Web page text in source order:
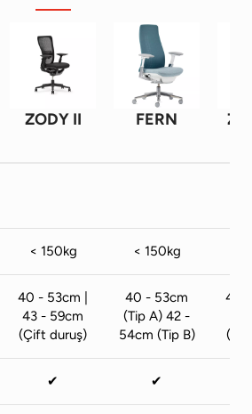
ZODY II FERN
< 150kg < 150kg
40 - 53cm |
43 - 59cm
(Çift duruş)
40 - 53cm
(Tip A) 42 -
54cm (Tip B)
40
✔ ✔